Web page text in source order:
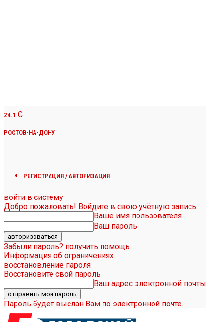
24.1 C
РОСТОВ-НА-ДОНУ
РЕГИСТРАЦИЯ / АВТОРИЗАЦИЯ
войти в систему
Добро пожаловать! Войдите в свою учётную запись
Ваше имя пользователя
Ваш пароль
Забыли пароль? получить помощь
Информация об ограничениях
восстановление пароля
Восстановите свой пароль
Ваш адрес электронной почты
Пароль будет выслан Вам по электронной почте.